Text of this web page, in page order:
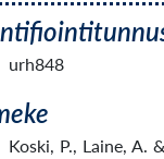
urh848
Koski, P., Laine, A.